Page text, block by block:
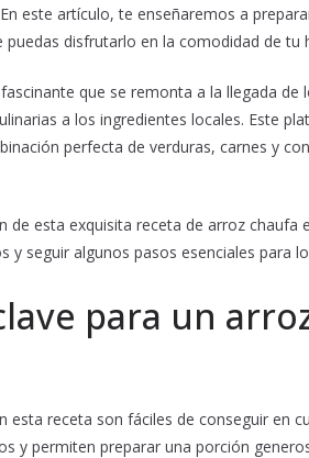
este artículo, te enseñaremos a
disfrutarlo en la comodidad de tu
que se remonta a la llegada de
a los ingredientes locales. Este
perfecta de verduras, carnes y
de esta exquisita receta de arroz chaufa
y seguir algunos pasos esenciales para
para un
esta receta son fáciles de conseguir en
y permiten preparar una porción